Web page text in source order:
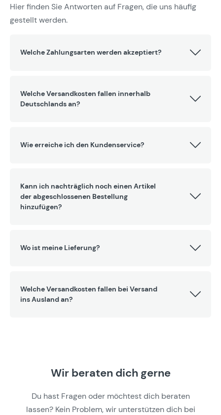
Hier finden Sie Antworten auf Fragen, die uns häufig
gestellt werden.
Welche Zahlungsarten werden akzeptiert?
Welche Versandkosten fallen innerhalb
Deutschlands an?
Wie erreiche ich den Kundenservice?
Kann ich nachträglich noch einen Artikel
der abgeschlossenen Bestellung
hinzufügen?
Wo ist meine Lieferung?
Welche Versandkosten fallen bei Versand
ins Ausland an?
Wir beraten dich gerne
Du hast Fragen oder möchtest dich beraten
lassen? Kein Problem, wir unterstützen dich bei